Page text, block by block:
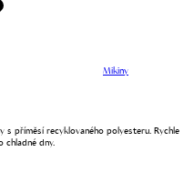
Mikiny
s příměsí recyklovaného polyesteru. Rychle
chladné dny.